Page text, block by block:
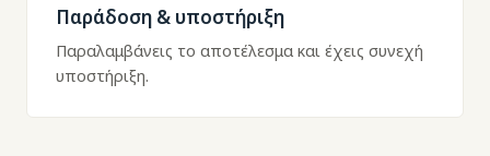
Παράδοση & υποστήριξη
Παραλαμβάνεις το αποτέλεσμα και έχεις συνεχή
υποστήριξη.